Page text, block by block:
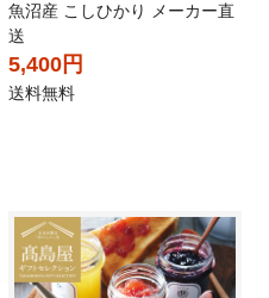
魚沼産 こしひかり メーカー直
送
5,400円
送料無料